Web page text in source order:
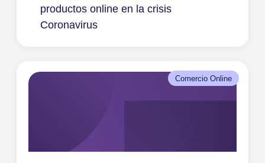
productos online en la crisis
Coronavirus
Comercio Online